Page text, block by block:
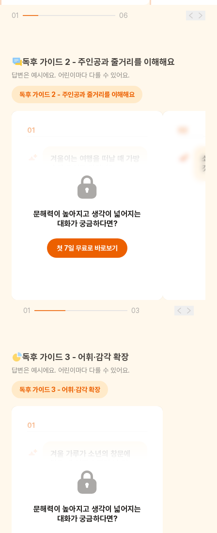
01 06
독후 가이드 2 - 주인공과 줄거리를 이해해요
답변은 예시에요. 어린이마다 다를 수 있어요.
독후 가이드 2 - 주인공과 줄거리를 이해해요
01
겨울이는 여행을 떠날 때 가방
문해력이 높아지고 생각이 넓어지는
대화가 궁금하다면?
첫 7일 무료로 바로보기
소
것
01 03
독후 가이드 3 - 어휘·감각 확장
답변은 예시에요. 어린이마다 다를 수 있어요.
독후 가이드 3 - 어휘·감각 확장
01
겨울 가루가 소년의 창문에
[보호자 가이드] 비유로 머릿속 마음을
뚜렷하게 그리는 연습이에요. 즉, 보이지
문해력이 높아지고 생각이 넓어지는
대화가 궁금하다면?